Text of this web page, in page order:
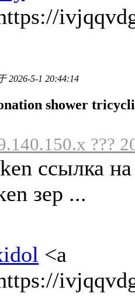
2026-5-1 20:44:14
shower
???
ссылка
зер ...
<a